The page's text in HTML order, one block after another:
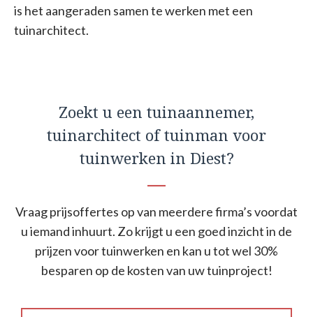
is het aangeraden samen te werken met een
tuinarchitect.
Zoekt u een tuinaannemer,
tuinarchitect of tuinman voor
tuinwerken in Diest?
Vraag prijsoffertes op van meerdere firma’s voordat
u iemand inhuurt. Zo krijgt u een goed inzicht in de
prijzen voor tuinwerken en kan u tot wel 30%
besparen op de kosten van uw tuinproject!